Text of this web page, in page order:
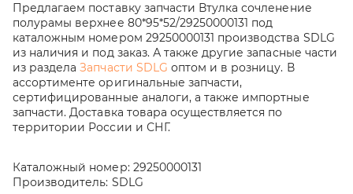
Предлагаем поставку запчасти Втулка сочленение
полурамы верхнее 80*95*52/29250000131 под
каталожным номером 29250000131 производства SDLG
из наличия и под заказ. А также другие запасные части
из разделаЗапчасти SDLG оптом и в розницу. В
ассортименте оригинальные запчасти,
сертифицированные аналоги, а также импортные
запчасти. Доставка товара осуществляется по
территории России и СНГ.
Каталожный номер: 29250000131
Производитель: SDLG